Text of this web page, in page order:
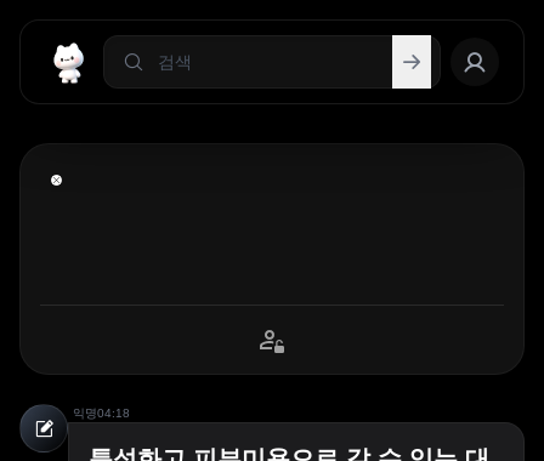
익명04:18